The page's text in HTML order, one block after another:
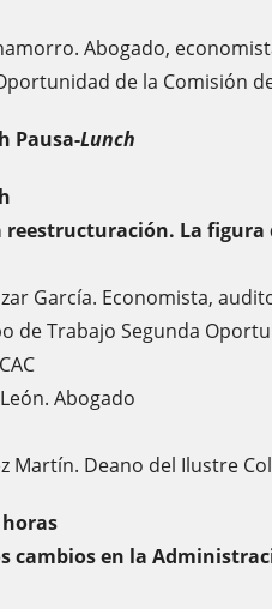
Abogado,
de la Comisión
Pausa-Lunch
reestructuración. La
García. Economista,
de Trabajo Segunda
Abogado
Martín. Deano del Ilustre
horas
cambios en la